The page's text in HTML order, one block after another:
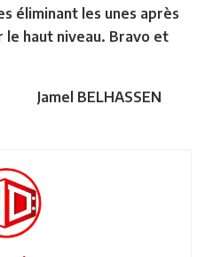
éliminant les unes après
haut niveau. Bravo et